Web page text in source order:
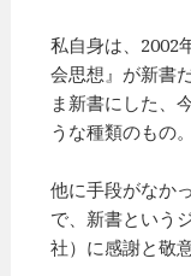
私自身は、2002
会思想』が新書
ま新書にした、
うな種類のもの。
他に手段がなか
で、新書という
社）に感謝と敬